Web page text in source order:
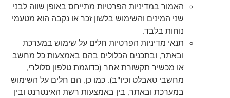
האמור במדיניות הפרטיות מתייחס באופן שווה לבני
שני המינים והשימוש בלשון זכר או נקבה הוא מטעמי
נוחות בלבד.
תנאי מדיניות הפרטיות חלים על שימוש במערכת
ובאתר, ובתכנים הכלולים בהם באמצעות כל מחשב
או מכשיר תקשורת אחר (כדוגמת טלפון סלולרי,
מחשבי טאבלט וכיו"ב). כמו כן, הם חלים על השימוש
במערכת ובאתר, בין באמצעות רשת האינטרנט ובין